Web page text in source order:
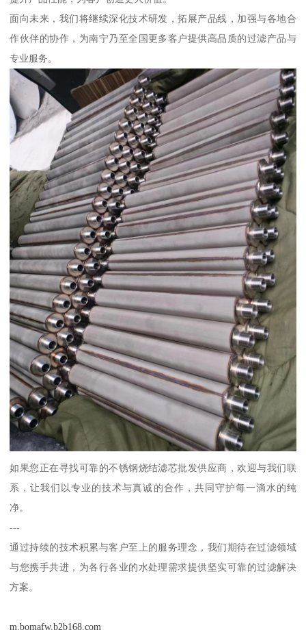
面向未来，我们将继续深化技术研发，拓展产品线，加强与各地合
作伙伴的协作，为南宁乃至全国更多客户提供高品质的过滤产品与
专业服务。
如果您正在寻找可靠的不锈钢烧结滤芯批发供应商，欢迎与我们联
系，让我们以专业的技术与真诚的合作，共同守护每一滴水的纯
净。
---
通过持续的技术积累与客户至上的服务理念，我们期待在过滤领域
与您携手共进，为各行各业的水处理需求提供坚实可靠的过滤解决
方案。
m.bomafw.b2b168.com